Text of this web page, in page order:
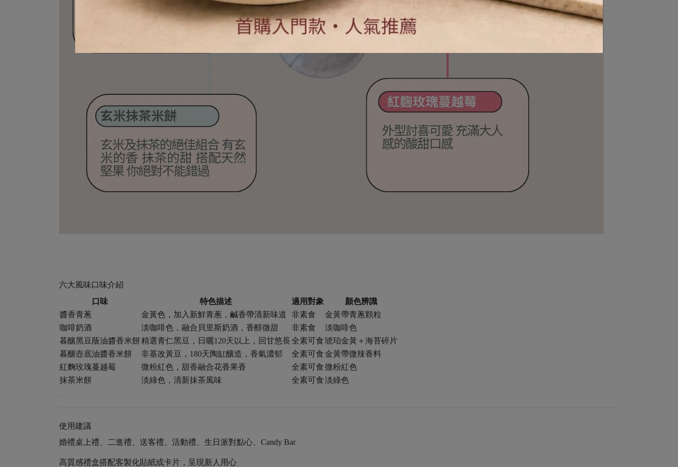
六大風味口味介紹
口味
特色描述 適用對象
顏色辨識
醬香青蔥
金黃色，加入新鮮青蔥，鹹香帶清新味道 非素食
金黃帶青蔥顆粒
咖啡奶酒
淡咖啡色，融合貝里斯奶酒，香醇微甜 非素食
淡咖啡色
暮釀黑豆蔭油醬香米餅 精選青仁黑豆，日曬120天以上，回甘悠長全素可食琥珀金黃＋海苔碎片
暮釀壺底油醬香米餅
非基改黃豆，180天陶缸釀造，香氣濃郁 全素可食金黃帶微辣香料
紅麴玫瑰蔓越莓
微粉紅色，甜香融合花香果香 全素可食微粉紅色
抹茶米餅
淡綠色，清新抹茶風味 全素可食淡綠色
使用建議
婚禮桌上禮、二進禮、送客禮、活動禮、生日派對點心、Candy Bar
高質感禮盒搭配客製化貼紙或卡片，呈現新人用心